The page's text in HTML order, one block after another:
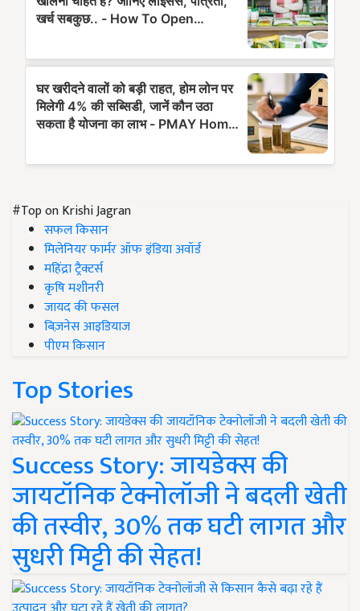
#Top on Krishi Jagran
सफल किसान
मिलेनियर फार्मर ऑफ इंडिया अवॉर्ड
महिंद्रा ट्रैक्टर्स
कृषि मशीनरी
जायद की फसल
बिज़नेस आइडियाज
पीएम किसान
Top Stories
Success Story: जायडेक्स की
जायटॉनिक टेक्नोलॉजी ने बदली खेती
की तस्वीर, 30% तक घटी लागत और
सुधरी मिट्टी की सेहत!